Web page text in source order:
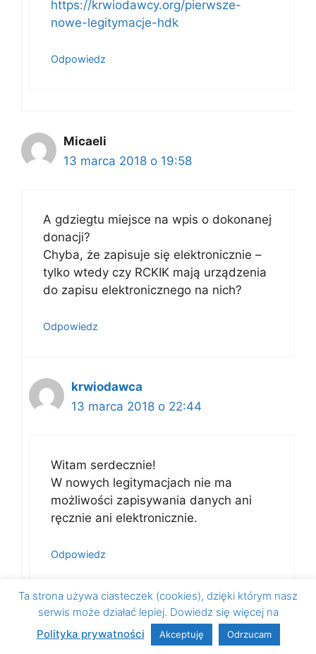
https://krwiodawcy.org/pierwsze-
nowe-legitymacje-hdk
Odpowiedz
Micaeli
13 marca 2018 o 19:58
A gdziegtu miejsce na wpis o dokonanej
donacji?
Chyba, że zapisuje się elektronicznie –
tylko wtedy czy RCKIK mają urządzenia
do zapisu elektronicznego na nich?
Odpowiedz
krwiodawca
13 marca 2018 o 22:44
Witam serdecznie!
W nowych legitymacjach nie ma
możliwości zapisywania danych ani
ręcznie ani elektronicznie.
Odpowiedz
Marcin
Ta strona używa ciasteczek (cookies), dzięki którym nasz
serwis może działać lepiej. Dowiedz się więcej na
Polityka prywatności
Akceptuję Odrzucam